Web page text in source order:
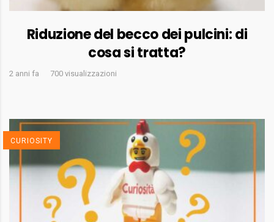
Riduzione del becco dei pulcini: di
cosa si tratta?
2 anni fa 700 visualizzazioni
CURIOSITY